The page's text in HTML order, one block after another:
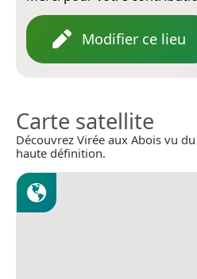
Modifier ce lieu
Carte satellite
Découvrez Virée aux Abois vu
haute définition.